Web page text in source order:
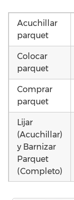
Acuchillar
parquet
Colocar
parquet
Comprar
parquet
Lijar
(Acuchillar)
y Barnizar
Parquet
(Completo)